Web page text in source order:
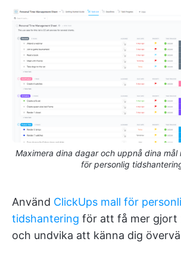
Maximera dina dagar och uppnå dina mål
för personlig
Använd ClickUps mall för
tidshantering för att få mer gjort
och undvika att känna dig